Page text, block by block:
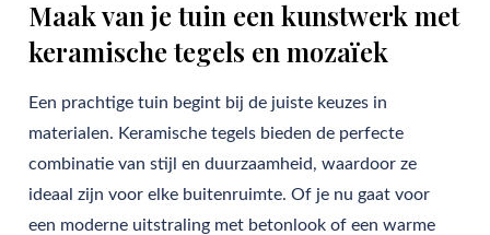
Maak van je tuin een kunstwerk met
keramische tegels en mozaïek
Een prachtige tuin begint bij de juiste keuzes in
materialen. Keramische tegels bieden de perfecte
combinatie van stijl en duurzaamheid, waardoor ze
ideaal zijn voor elke buitenruimte. Of je nu gaat voor
een moderne uitstraling met betonlook of een warme